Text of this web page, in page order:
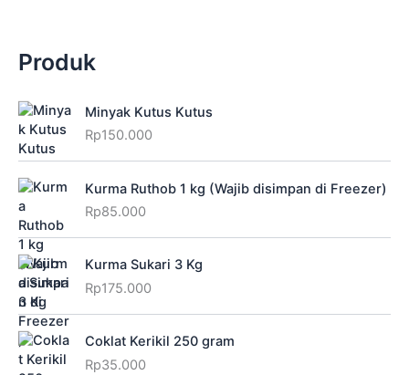
Produk
Minyak Kutus Kutus
Rp150.000
Kurma Ruthob 1 kg (Wajib disimpan di Freezer)
Rp85.000
Kurma Sukari 3 Kg
Rp175.000
Coklat Kerikil 250 gram
Rp35.000